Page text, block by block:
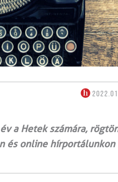
a Hetek számára,
és online